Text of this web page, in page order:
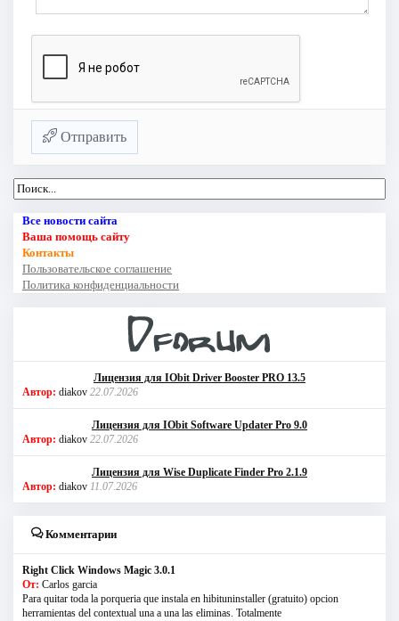
Отправить
Все новости сайта
Ваша помощь сайту
Контакты
Пользовательское соглашение
Политика конфиденциальности
Лицензия для IObit Driver Booster PRO 13.5
Автор: diakov 22.07.2026
Лицензия для IObit Software Updater Pro 9.0
Автор: diakov 22.07.2026
Лицензия для Wise Duplicate Finder Pro 2.1.9
Автор: diakov 11.07.2026
Комментарии
Right Click Windows Magic 3.0.1
От: Carlos garcia
Para quitar toda la porqueria que instala en hibituninstaller (gratuito) opcion
herramientas del contextual una a una las eliminas. Totalmente